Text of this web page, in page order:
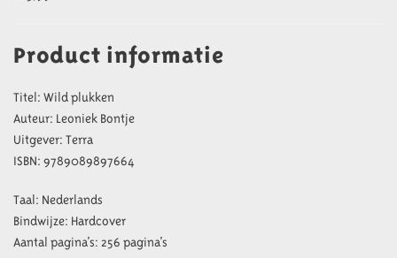
Product informatie
Titel: Wild plukken
Auteur: Leoniek Bontje
Uitgever: Terra
ISBN: 9789089897664
Taal: Nederlands
Bindwijze: Hardcover
Aantal pagina’s: 256 pagina’s